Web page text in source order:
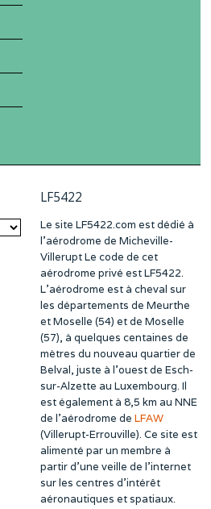
LF5422
Le site LF5422.com est dédié à
l’aérodrome de Micheville-
Villerupt Le code de cet
aérodrome privé est LF5422.
L’aérodrome est à cheval sur
les départements de Meurthe
et Moselle (54) et de Moselle
(57), à quelques centaines de
mètres du nouveau quartier de
Belval, juste à l’ouest de Esch-
sur-Alzette au Luxembourg. Il
est également à 8,5 km au NNE
de l’aérodrome de LFAW
(Villerupt-Errouville). Ce site est
alimenté par un membre à
partir d’une veille de l’internet
sur les centres d’intérêt
aéronautiques et spatiaux.